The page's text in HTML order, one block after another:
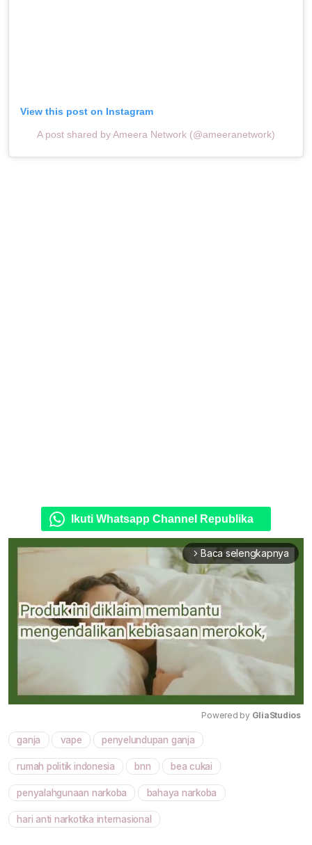
View this post on Instagram
A post shared by Ameera Network (@ameeranetwork)
Ikuti Whatsapp Channel Republika
arrow_forward_ios Baca selengkapnya
Powered by GliaStudios
ganja vape penyelundupan ganja
rumah politik indonesia bnn bea cukai
penyalahgunaan narkoba bahaya narkoba
hari anti narkotika internasional